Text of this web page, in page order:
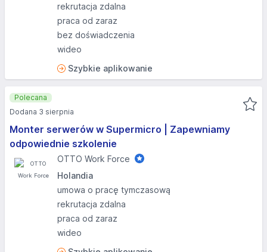
rekrutacja zdalna
praca od zaraz
bez doświadczenia
wideo
Szybkie aplikowanie
Monter serwerów w Supermicro | Zapewniamy
odpowiednie szkolenie
OTTO Work Force
Holandia
umowa o pracę tymczasową
rekrutacja zdalna
praca od zaraz
wideo
Polecana
Dodana 3 sierpnia